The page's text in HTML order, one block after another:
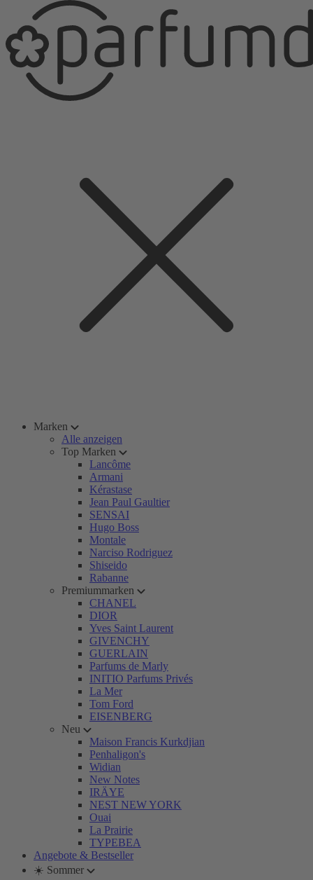
Marken
Alle anzeigen
Top Marken
Lancôme
Armani
Kérastase
Jean Paul Gaultier
SENSAI
Hugo Boss
Montale
Narciso Rodriguez
Shiseido
Rabanne
Premiummarken
CHANEL
DIOR
Yves Saint Laurent
GIVENCHY
GUERLAIN
Parfums de Marly
INITIO Parfums Privés
La Mer
Tom Ford
EISENBERG
Neu
Maison Francis Kurkdjian
Penhaligon's
Widian
New Notes
IRÄYE
NEST NEW YORK
Ouai
La Prairie
TYPEBEA
Angebote & Bestseller
☀️ Sommer